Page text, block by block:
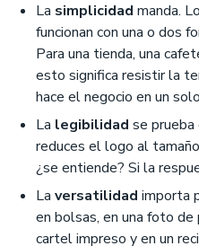
La simplicidad manda.
funcionan con una o dos
Para una tienda, una
esto significa resistir la
hace el negocio en un
La legibilidad se prueba
reduces el logo al
¿se entiende? Si la
La versatilidad importa
en bolsas, en una foto
cartel impreso y en un